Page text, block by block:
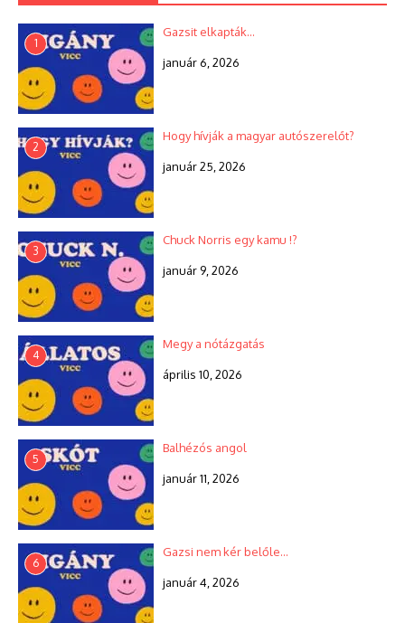
1
Gazsit elkapták…
január 6, 2026
2
Hogy hívják a magyar autószerelőt?
január 25, 2026
3
Chuck Norris egy kamu !?
január 9, 2026
4
Megy a nótázgatás
április 10, 2026
5
Balhézós angol
január 11, 2026
6
Gazsi nem kér belőle…
január 4, 2026